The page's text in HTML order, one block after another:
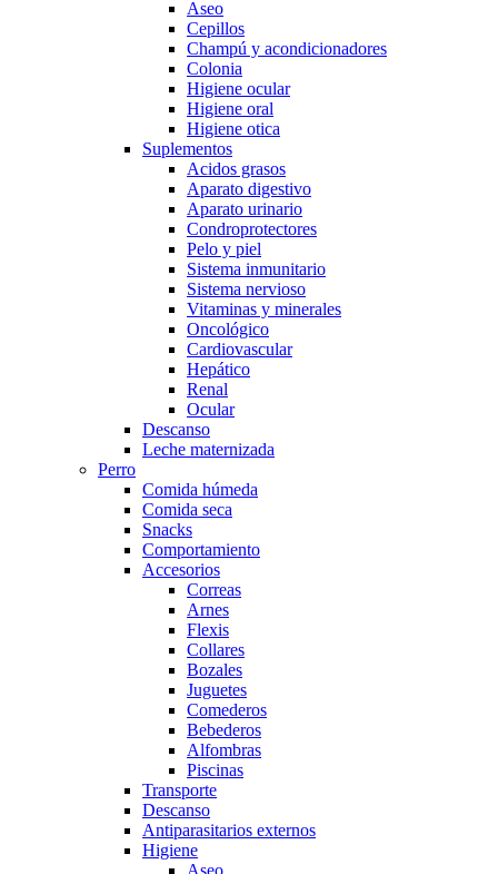
Aseo
Cepillos
Champú y acondicionadores
Colonia
Higiene ocular
Higiene oral
Higiene otica
Suplementos
Acidos grasos
Aparato digestivo
Aparato urinario
Condroprotectores
Pelo y piel
Sistema inmunitario
Sistema nervioso
Vitaminas y minerales
Oncológico
Cardiovascular
Hepático
Renal
Ocular
Descanso
Leche maternizada
Perro
Comida húmeda
Comida seca
Snacks
Comportamiento
Accesorios
Correas
Arnes
Flexis
Collares
Bozales
Juguetes
Comederos
Bebederos
Alfombras
Piscinas
Transporte
Descanso
Antiparasitarios externos
Higiene
Aseo